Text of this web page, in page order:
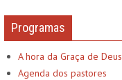
Programas
A hora da Graça de Deus
Agenda dos pastores